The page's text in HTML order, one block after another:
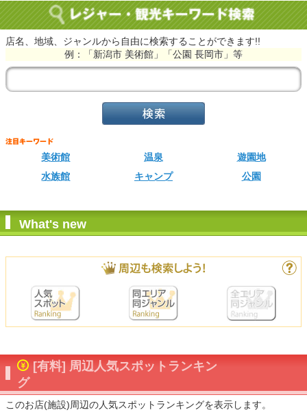
店名、地域、ジャンルから自由に検索することができます!!
例：「新潟市 美術館」「公園 長岡市」等
美術館 温泉
遊園地
水族館
キャンプ 公園
What's new
[有料] 周辺人気スポットランキン
グ
このお店(施設)周辺の人気スポットランキングを表示します。